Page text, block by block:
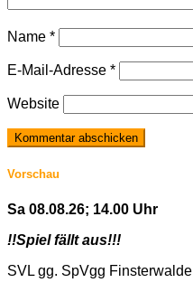
Name *
E-Mail-Adresse *
Website
Vorschau
Sa 08.08.26; 14.00 Uhr
!!Spiel fällt aus!!!
SVL gg. SpVgg Finsterwalde